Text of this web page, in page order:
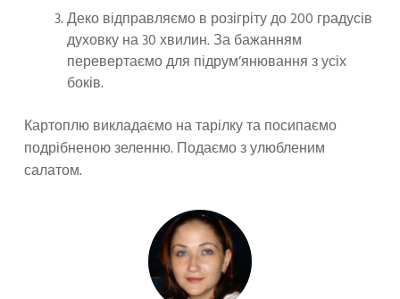
Деко відправляємо в розігріту до 200 градусів
духовку на 30 хвилин. За бажанням
перевертаємо для підрум’янювання з усіх
боків.
Картоплю викладаємо на тарілку та посипаємо
подрібненою зеленню. Подаємо з улюбленим
салатом.